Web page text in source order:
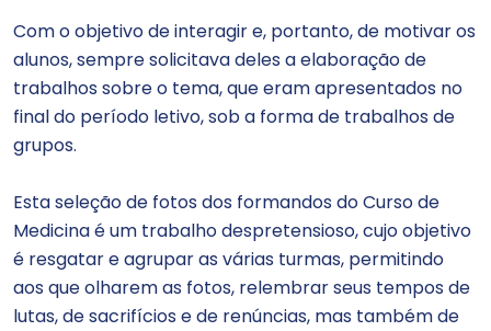
Com o objetivo de interagir e, portanto, de motivar os
alunos, sempre solicitava deles a elaboração de
trabalhos sobre o tema, que eram apresentados no
final do período letivo, sob a forma de trabalhos de
grupos.
Esta seleção de fotos dos formandos do Curso de
Medicina é um trabalho despretensioso, cujo objetivo
é resgatar e agrupar as várias turmas, permitindo
aos que olharem as fotos, relembrar seus tempos de
lutas, de sacrifícios e de renúncias, mas também de